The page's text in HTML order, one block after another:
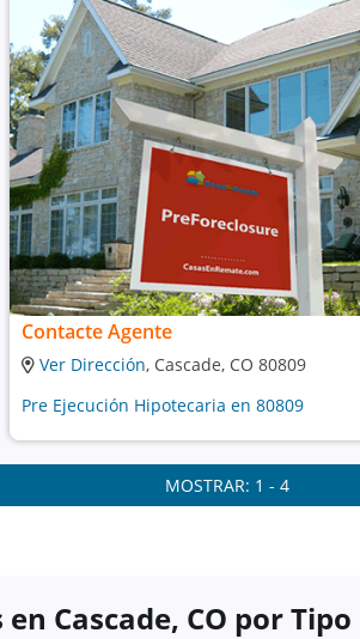
Contacte Agente
Ver Dirección, Cascade, CO 80809
Pre Ejecución Hipotecaria en 80809
MOSTRAR: 1 - 4
Cascade, CO por Tipo